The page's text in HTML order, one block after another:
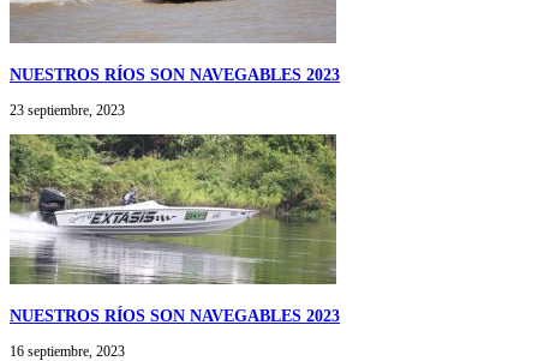
NUESTROS RÍOS SON NAVEGABLES 2023
23 septiembre, 2023
NUESTROS RÍOS SON NAVEGABLES 2023
16 septiembre, 2023